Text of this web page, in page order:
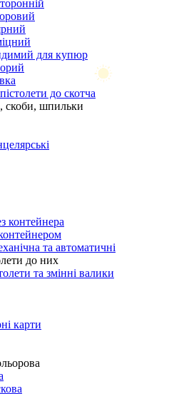
для купюр
до скотча
скоби, шпильки
контейнера
та автоматичні
до них
та змінні валики
карти